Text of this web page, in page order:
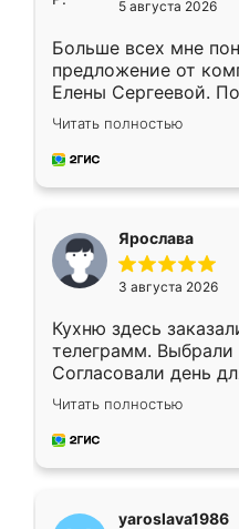
5 августа 2026
Больше всех мне
предложение от
Елены Сергеевой.
короткие сроки
для замера
предложил по моему
Читать полностью
Ярослава
3 августа 2026
Кухню здесь
телеграмм.
Согласовали день
недели кухня была
довольны работой.
мебель за
Читать полностью
yaroslava1986